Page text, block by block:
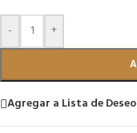
- +
Agregar a Lista de